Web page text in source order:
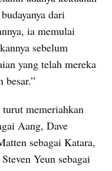
dari
ia memulai
sebelum
yang telah mereka
besar.”
turut memeriahkan
Aang, Dave
sebagai Katara,
Yeun sebagai